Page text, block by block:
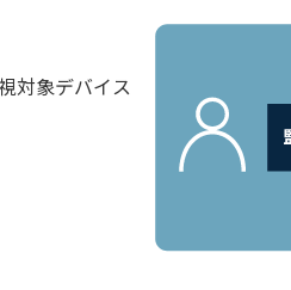
対象デバイス